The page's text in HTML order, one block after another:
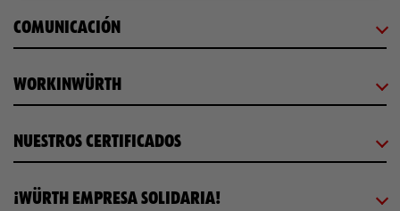
COMUNICACIÓN
WORKINWÜRTH
NUESTROS CERTIFICADOS
¡WÜRTH EMPRESA SOLIDARIA!